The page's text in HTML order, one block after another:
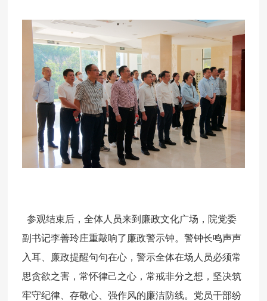
参观结束后，全体人员来到廉政文化广场，院党委
副书记李善玲庄重敲响了廉政警示钟。警钟长鸣声声
入耳、廉政提醒句句在心，警示全体在场人员必须常
思贪欲之害，常怀律己之心，常戒非分之想，坚决筑
牢守纪律、存敬心、强作风的廉洁防线。党员干部纷